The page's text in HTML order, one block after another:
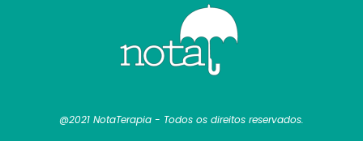
@2021 NotaTerapia - Todos os direitos reservados.